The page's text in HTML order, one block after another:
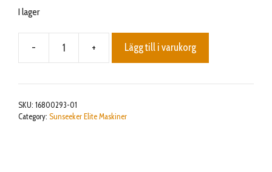
I lager
-
Sunseeker
X3
2
+ Lägg till i varukorg
SKU: 16800293-01
Category: Sunseeker Elite Maskiner